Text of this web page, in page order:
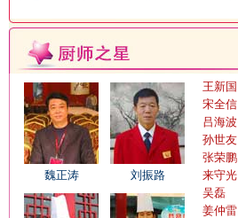
全赞鲜烤羊
樵风饭馆
齐力骨头居
日新大酒店
流钟锅子饼
魏正涛 刘振路
王新国
宋全信
吕海波
孙世友
张荣鹏
来守光
吴磊
姜仲雷